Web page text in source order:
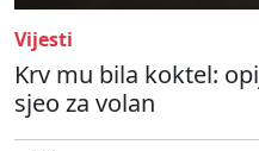
Vijesti
Krv mu bila koktel:
sjeo za volan